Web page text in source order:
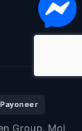
Payoneer
Group. Mọi